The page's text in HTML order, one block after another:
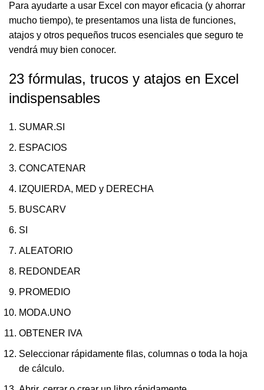
Para ayudarte a usar Excel con mayor eficacia (y ahorrar
mucho tiempo), te presentamos una lista de funciones,
atajos y otros pequeños trucos esenciales que seguro te
vendrá muy bien conocer.
23 fórmulas, trucos y atajos en Excel
indispensables
SUMAR.SI
ESPACIOS
CONCATENAR
IZQUIERDA, MED y DERECHA
BUSCARV
SI
ALEATORIO
REDONDEAR
PROMEDIO
MODA.UNO
OBTENER IVA
Seleccionar rápidamente filas, columnas o toda la hoja
de cálculo.